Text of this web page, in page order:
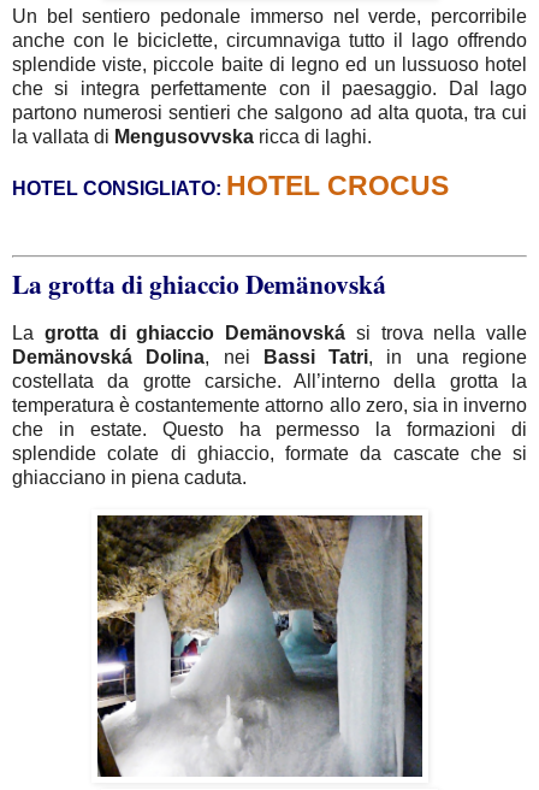
Un bel sentiero pedonale immerso nel verde, percorribile
anche con le biciclette, circumnaviga tutto il lago offrendo
splendide viste, piccole baite di legno ed un lussuoso hotel
che si integra perfettamente con il paesaggio. Dal lago
partono numerosi sentieri che salgono ad alta quota, tra cui
la vallata di Mengusovvska ricca di laghi.
HOTEL CONSIGLIATO: HOTEL CROCUS
La grotta di ghiaccio Demänovská
La grotta di ghiaccio Demänovská si trova nella valle
Demänovská
Dolina, nei Bassi Tatri, in una regione
costellata da grotte carsiche. All’interno della grotta la
temperatura è costantemente attorno allo zero, sia in inverno
che in estate. Questo ha permesso la formazioni di
splendide colate di ghiaccio, formate da cascate che si
ghiacciano in piena caduta.